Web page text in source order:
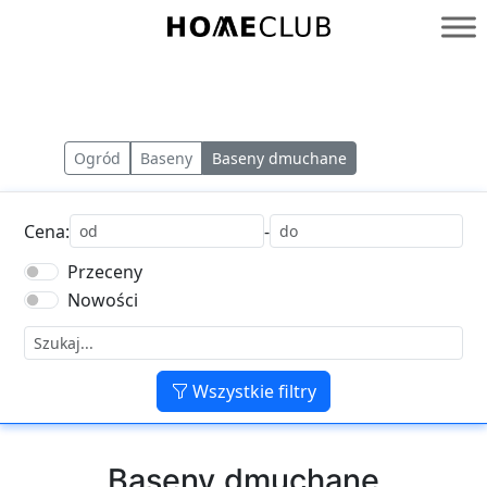
Homeclub
Ogród Baseny Baseny dmuchane
Cena:
-
Przeceny
Nowości
Wszystkie filtry